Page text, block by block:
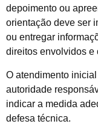
depoimento ou
orientação deve ser
ou entregar
direitos envolvidos e
O atendimento
autoridade
indicar a medida
defesa técnica.